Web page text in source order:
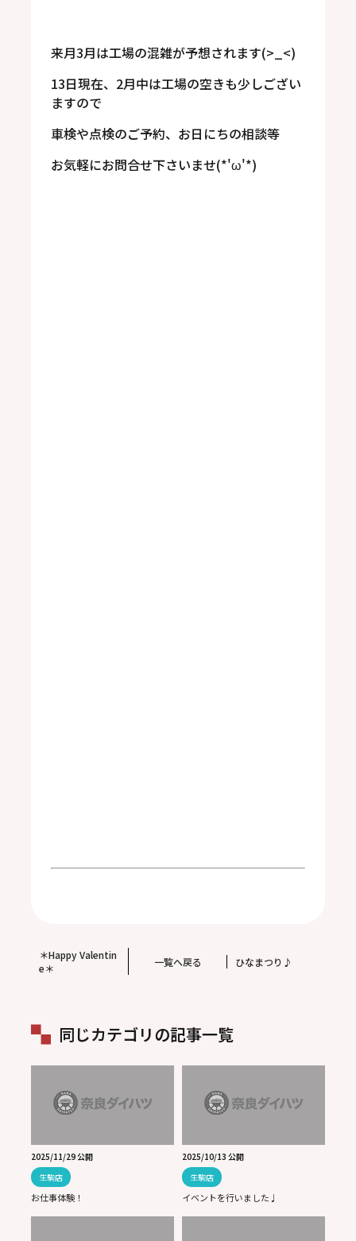
来月3月は工場の混雑が予想されます(>_<)
13日現在、2月中は工場の空きも少しござい
ますので
車検や点検のご予約、お日にちの相談等
お気軽にお問合せ下さいませ(*'ω'*)
＊Happy Valentin
e＊
一覧へ戻る ひなまつり♪
同じカテゴリの記事一覧
2025/11/29 公開
生駒店
お仕事体験！
2025/10/13 公開
生駒店
イベントを行いました♩